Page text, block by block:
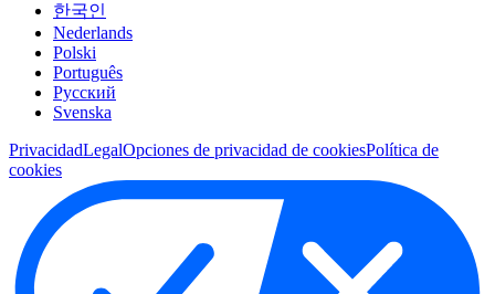
한국인
Nederlands
Polski
Português
Pусский
Svenska
PrivacidadLegalOpciones de privacidad de cookiesPolítica de
cookies